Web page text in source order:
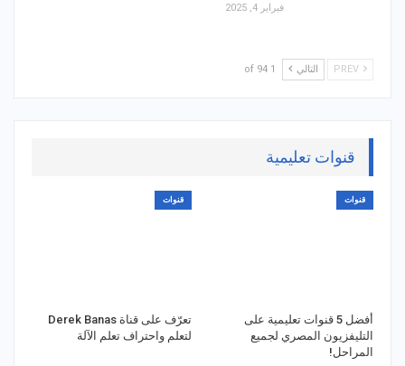
فبراير 4, 2025
التالي 1 of 94
قنوات تعليمية
قنوات
أفضل 5 قنوات تعليمية على
التليفزيون المصري لجميع
المراحل!
قنوات
تعرّف على قناة Derek Banas
لتعلم واحتراف تعلم الآلة